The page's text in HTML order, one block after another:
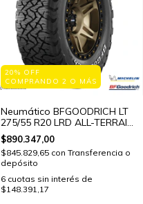
20% OFF
COMPRANDO 2 O MÁS
Neumático BFGOODRICH LT
275/55 R20 LRD ALL-TERRAIN
T/A KO3 115/112 S STD
$890.347,00
$845.829,65 con Transferencia o
depósito
6 cuotas sin interés de
$148.391,17